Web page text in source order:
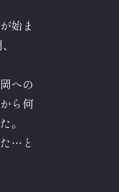
始ま
への
ら何
。
…と